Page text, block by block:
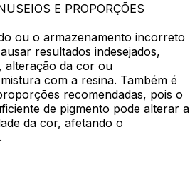
E PROPORÇÕES
ou o armazenamento incorreto
resultados indesejados,
alteração da cor ou
com a resina. Também é
recomendadas, pois o
de pigmento pode alterar a
da cor, afetando o